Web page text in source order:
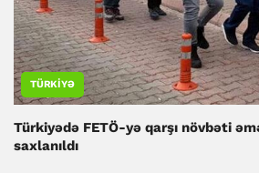
TÜRKIYƏ
Türkiyədə FETÖ-yə qarşı növbəti
saxlanıldı